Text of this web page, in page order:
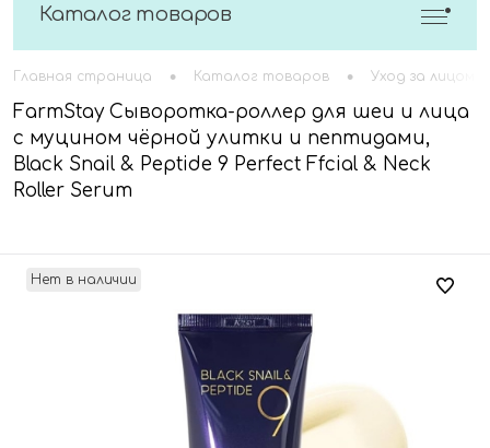
Каталог товаров
Главная страница • Каталог товаров • Уход за лицом
FarmStay Сыворотка-роллер для шеи и лица
с муцином чёрной улитки и пептидами,
Black Snail & Peptide 9 Perfect Ffcial & Neck
Roller Serum
Нет в наличии